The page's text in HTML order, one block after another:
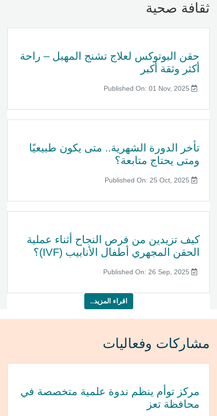
ثقافة صحية
حقن البوتوكس لعلاج تشنج المهبل – راحة
أكثر وثقة أكبر
تأخر الدورة الشهرية.. متى يكون طبيعيًا
ومتى يحتاج متابعة؟
كيف تزيدين من فرص النجاح أثناء عملية
الحقن المجهري أطفال الأنابيب (IVF)؟
اقراء المزيد..
مشاركات وفعاليات
مركز توأم ينظم ندوة علمية متخصصة في
محافظة تعز